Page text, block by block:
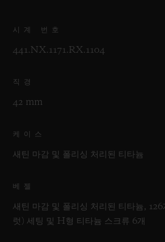
시계 번호
441.NX.1171.RX.1104
직경
42 mm
케이스
새틴 마감 및 폴리싱 처리된 티타늄
베젤
새틴 마감 및 폴리싱 처리된 티타늄, 126
럿) 세팅 및 H형 티타늄 스크류 6개